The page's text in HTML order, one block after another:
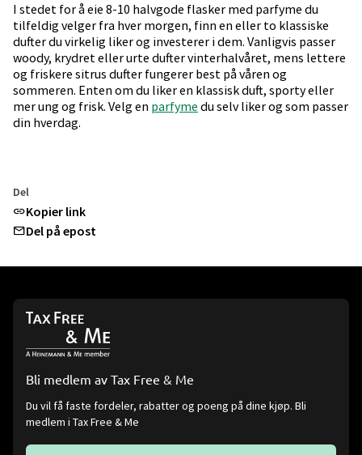
I stedet for å eie 8-10 halvgode flasker med parfyme du
tilfeldig velger fra hver morgen, finn en eller to klassiske
dufter du virkelig liker og investerer i dem. Vanligvis passer
woody, krydret eller urte dufter vinterhalvåret, mens lettere
og friskere sitrus dufter fungerer best på våren og
sommeren. Enten om du liker en klassisk duft, sporty eller
mer ung og frisk. Velg en parfyme du selv liker og som passer
din hverdag.
Del
Kopier link
Del på epost
Bli medlem av Tax Free & Me
Du vil få faste fordeler, rabatter og poeng på dine kjøp. Bli
medlem i Tax Free & Me